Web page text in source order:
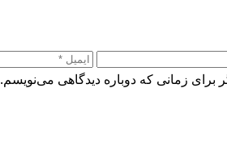
برای زمانی که دوباره دیدگاهی می‌نویسم.